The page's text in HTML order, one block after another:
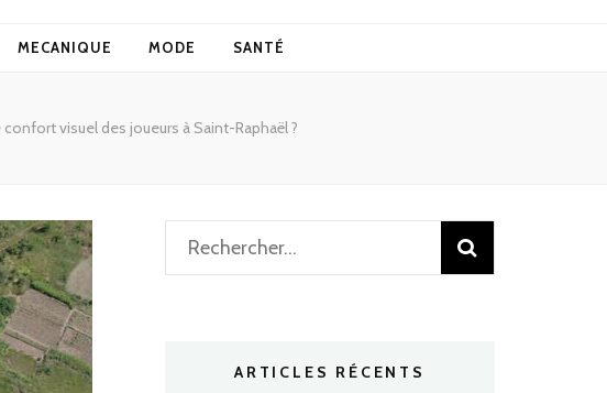
MECANIQUE MODE SANTÉ
visuel des joueurs à Saint-Raphaël ?
Rechercher :
ARTICLES RÉCENTS